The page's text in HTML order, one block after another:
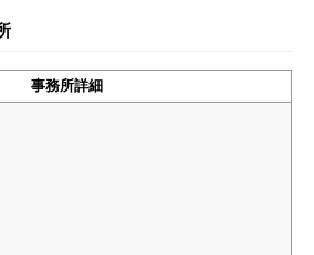
事務所詳細